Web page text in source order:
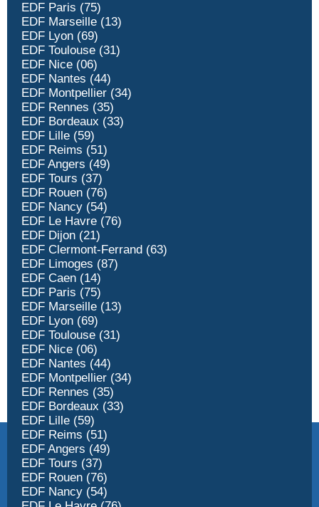
EDF Paris (75)
EDF Marseille (13)
EDF Lyon (69)
EDF Toulouse (31)
EDF Nice (06)
EDF Nantes (44)
EDF Montpellier (34)
EDF Rennes (35)
EDF Bordeaux (33)
EDF Lille (59)
EDF Reims (51)
EDF Angers (49)
EDF Tours (37)
EDF Rouen (76)
EDF Nancy (54)
EDF Le Havre (76)
EDF Dijon (21)
EDF Clermont-Ferrand (63)
EDF Limoges (87)
EDF Caen (14)
EDF Paris (75)
EDF Marseille (13)
EDF Lyon (69)
EDF Toulouse (31)
EDF Nice (06)
EDF Nantes (44)
EDF Montpellier (34)
EDF Rennes (35)
EDF Bordeaux (33)
EDF Lille (59)
EDF Reims (51)
EDF Angers (49)
EDF Tours (37)
EDF Rouen (76)
EDF Nancy (54)